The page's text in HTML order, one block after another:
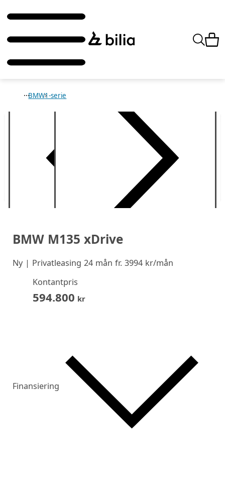
BMW1-serie
BMW M135 xDrive
Ny| Privatleasing 24 mån fr. 3994 kr/mån
Kontantpris
594.800 kr
Finansiering